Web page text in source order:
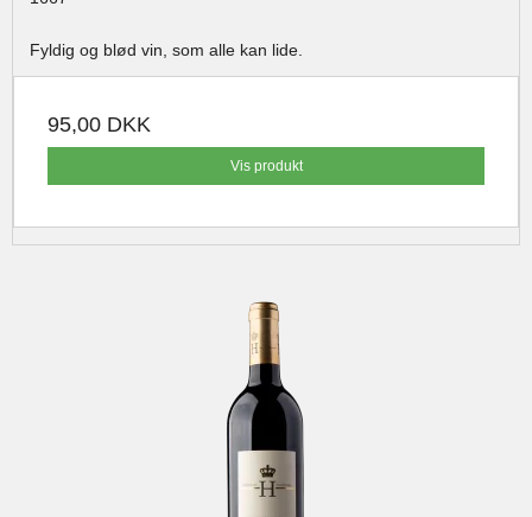
Fyldig og blød vin, som alle kan lide.
95,00 DKK
Vis produkt